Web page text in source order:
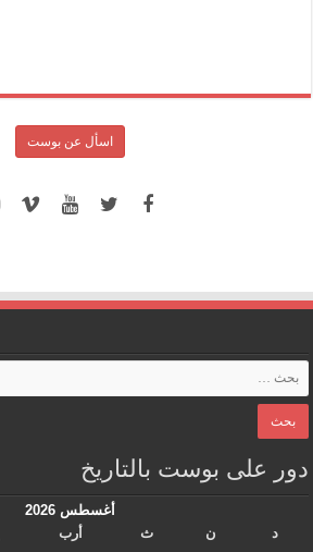
اسأل عن بوست
دور على بوست بالتاريخ
أغسطس 2026
د
ن ث أرب